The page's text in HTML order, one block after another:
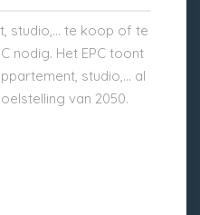
studio,… te koop of te
nodig. Het EPC toont
studio,… al
van 2050.